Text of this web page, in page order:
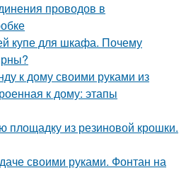
проводов в
купе для шкафа. Почему
к дому своими руками из
к дому: этапы
площадку из резиновой крошки.
своими руками. Фонтан на